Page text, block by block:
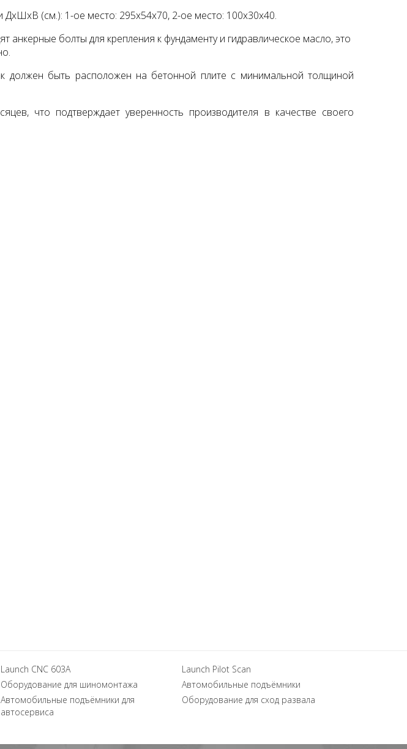
Pilot Scan
Подъемник двухстоечный
ДхШхВ (см.): 1-ое место: 295х54х70, 2-ое место: 100х30х40.
анкерные болты для крепления к фундаменту и гидравлическое масло, это
должен быть расположен на бетонной плите с минимальной толщиной
что подтверждает уверенность производителя в качестве своего
Launch CNC 603A
Launch Pilot Scan
Оборудование для шиномонтажа
Автомобильные подъёмники
Автомобильные подъёмники для
автосервиса
Оборудование для сход развала